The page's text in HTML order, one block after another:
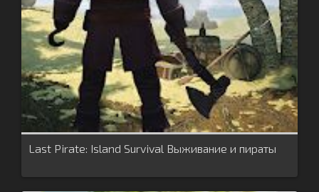
Last Pirate: Island Survival Выживание и пираты